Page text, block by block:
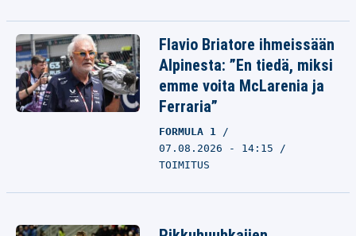
Flavio Briatore ihmeissään
Alpinesta: ”En tiedä, miksi
emme voita McLarenia ja
Ferraria”
FORMULA 1
07.08.2026 - 14:15
TOIMITUS